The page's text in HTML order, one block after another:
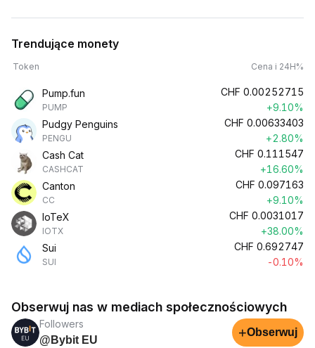
Trendujące monety
Token Cena i 24H%
Pump.fun
PUMP
CHF 0.00252715
+9.10%
Pudgy Penguins
PENGU
CHF 0.00633403
+2.80%
Cash Cat
CASHCAT
CHF 0.111547
+16.60%
Canton
CC
CHF 0.097163
+9.10%
IoTeX
IOTX
CHF 0.0031017
+38.00%
Sui
SUI
CHF 0.692747
-0.10%
Obserwuj nas w mediach społecznościowych
Followers
@Bybit EU
+Obserwuj